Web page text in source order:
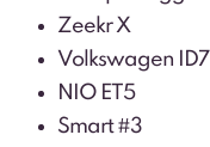
Zeekr X
Volkswagen ID7
NIO ET5
Smart #3